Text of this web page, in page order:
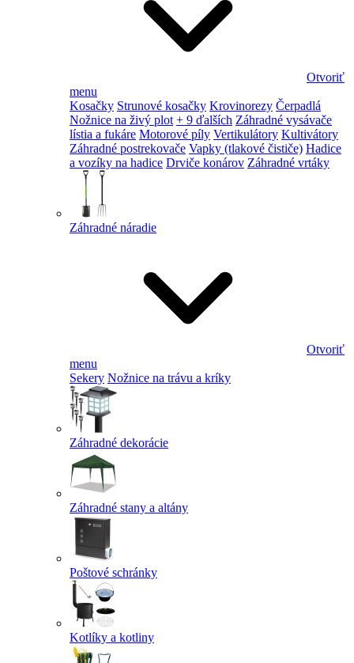
Otvoriť
menu
Kosačky Strunové kosačky Krovinorezy Čerpadlá
Nožnice na živý plot + 9 ďalších Záhradné vysávače
lístia a fukáre Motorové píly Vertikulátory Kultivátory
Záhradné postrekovače Vapky (tlakové čističe) Hadice
a vozíky na hadice Drviče konárov Záhradné vrtáky
Záhradné náradie
Otvoriť
menu
Sekery Nožnice na trávu a kríky
Záhradné dekorácie
Záhradné stany a altány
Poštové schránky
Kotlíky a kotliny